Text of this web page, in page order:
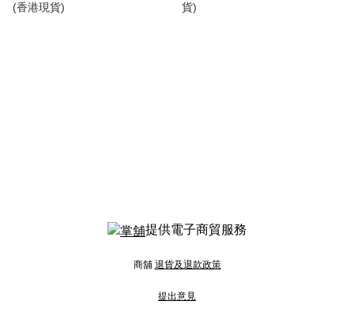
(香港現貨)
貨)
提供電子商貿服務
商舖 退貨及退款政策
提出意見